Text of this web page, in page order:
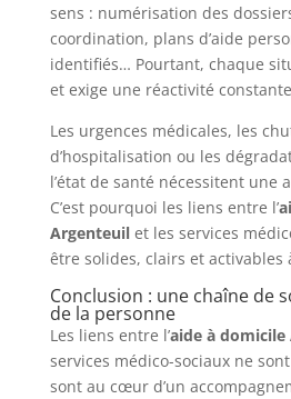
sens : numérisation des
coordination, plans d’aide
identifiés… Pourtant, chaque
et exige une réactivité
Les urgences médicales, les
d’hospitalisation ou les
l’état de santé nécessitent une
C’est pourquoi les liens entre l’
Argenteuilet les services
être solides, clairs et activables
Conclusion : une chaîne de
de la personne
Les liens entre l’aide à
services médico-sociaux ne
sont au cœur d’un